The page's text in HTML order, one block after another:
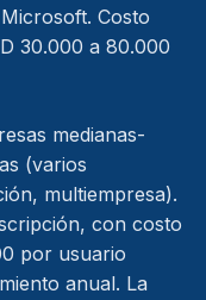
Costo
30.000 a 80.000
medianas-
(varios
multiempresa).
con costo
por usuario
anual. La